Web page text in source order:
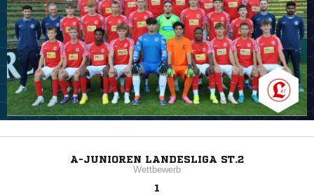
A-JUNIOREN LANDESLIGA ST.2
Wettbewerb
1